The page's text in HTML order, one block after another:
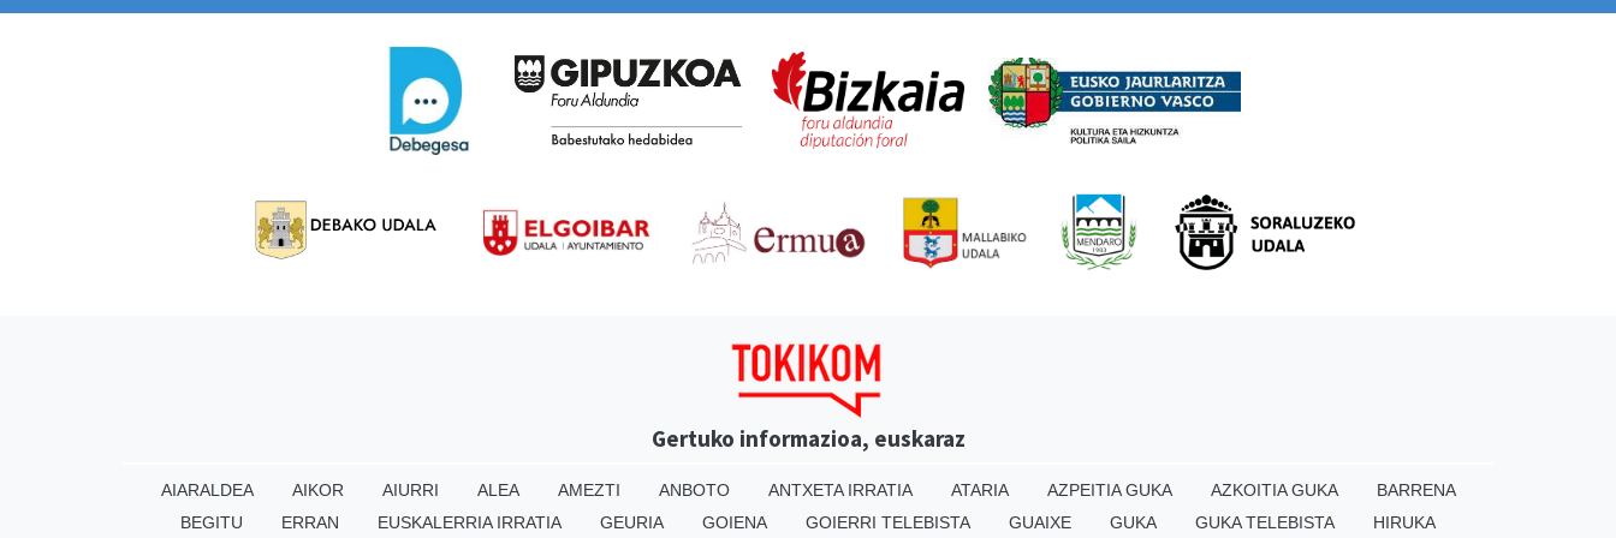
Gertuko informazioa, euskaraz
AIARALDEA AIKOR AIURRI ALEA AMEZTI ANBOTO ANTXETA IRRATIA ATARIA AZPEITIA GUKA AZKOITIA GUKA
BARRENA
BEGITU
ERRAN EUSKALERRIA IRRATIA GEURIA GOIENA GOIERRI TELEBISTA GUAIXE GUKA GUKA TELEBISTA HIRUKA